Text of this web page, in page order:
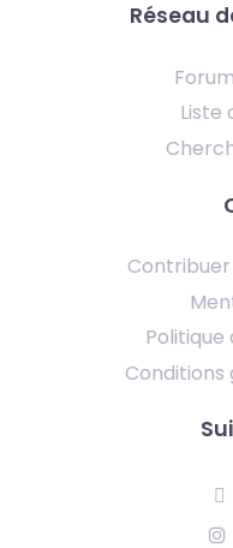
Réseau
Liste
Conditions